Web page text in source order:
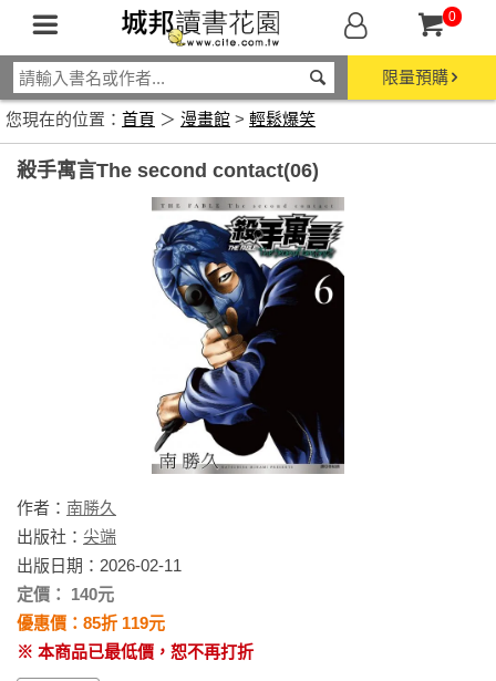
0
限量預購
您現在的位置： 首頁 ＞ 漫畫館 > 輕鬆爆笑
殺手寓言The second contact(06)
作者： 南勝久
出版社： 尖端
出版日期：2026-02-11
定價： 140元
優惠價：85折 119元
※ 本商品已最低價，恕不再打折